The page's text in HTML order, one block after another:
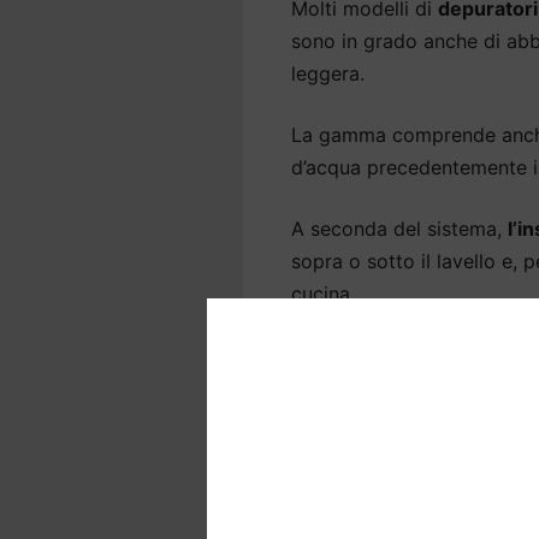
Molti modelli di
sono in grado anche di
leggera.
La gamma comprende
d’acqua
A seconda del sistema,
sopra o sotto il lavello e,
cucina.
è